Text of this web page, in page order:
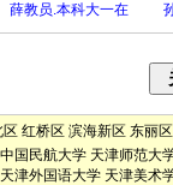
薛教员.本科大一在
区 红桥区 滨海新区 东丽区
中国民航大学 天津师范大
天津外国语大学 天津美术